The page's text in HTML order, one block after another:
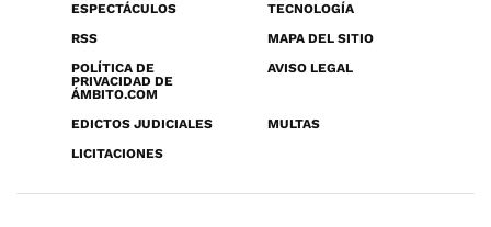
ESPECTÁCULOS
TECNOLOGÍA
RSS
MAPA DEL SITIO
POLÍTICA DE
PRIVACIDAD DE
ÁMBITO.COM
AVISO LEGAL
EDICTOS JUDICIALES
MULTAS
LICITACIONES